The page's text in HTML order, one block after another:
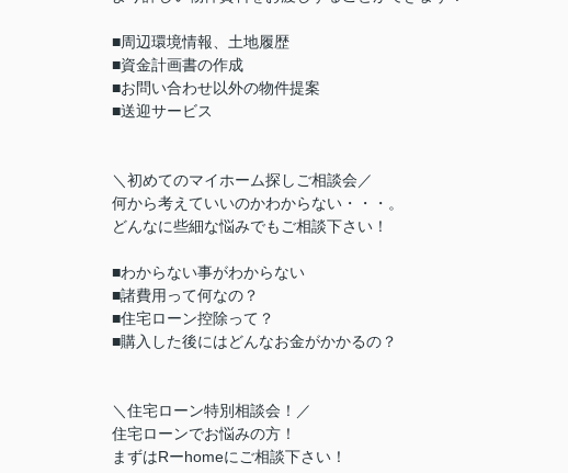
■周辺環境情報、土地履歴
■資金計画書の作成
■お問い合わせ以外の物件提案
■送迎サービス
＼初めてのマイホーム探しご相談会／
何から考えていいのかわからない・・・。
どんなに些細な悩みでもご相談下さい！
■わからない事がわからない
■諸費用って何なの？
■住宅ローン控除って？
■購入した後にはどんなお金がかかるの？
＼住宅ローン特別相談会！／
住宅ローンでお悩みの方！
まずはRーhomeにご相談下さい！